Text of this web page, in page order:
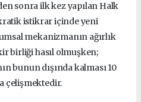
sonra ilk kez yapılan Halk
istikrar içinde yeni
mekanizmanın ağırlık
birliği hasıl olmuşken;
bunun dışında kalması 10
çelişmektedir.